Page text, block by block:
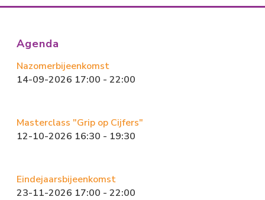
ok
n
Agenda
Nazomerbijeenkomst
14-09-2026 17:00 - 22:00
Masterclass "Grip op Cijfers"
12-10-2026 16:30 - 19:30
Eindejaarsbijeenkomst
23-11-2026 17:00 - 22:00